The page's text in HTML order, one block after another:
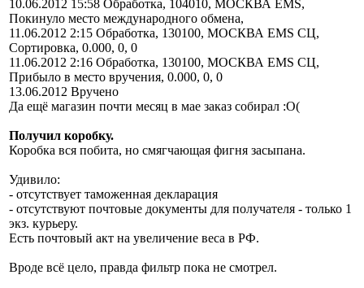
10.06.2012 15:58 Обработка, 104010, МОСКВА EMS,
Покинуло место международного обмена,
11.06.2012 2:15 Обработка, 130100, МОСКВА EMS СЦ,
Сортировка, 0.000, 0, 0
11.06.2012 2:16 Обработка, 130100, МОСКВА EMS СЦ,
Прибыло в место вручения, 0.000, 0, 0
13.06.2012 Вручено
Да ещё магазин почти месяц в мае заказ собирал :О(
Получил коробку.
Коробка вся побита, но смягчающая фигня засыпана.
Удивило:
- отсутствует таможенная декларация
- отсутствуют почтовые документы для получателя - только 1
экз. курьеру.
Есть почтовый акт на увеличение веса в РФ.
Вроде всё цело, правда фильтр пока не смотрел.